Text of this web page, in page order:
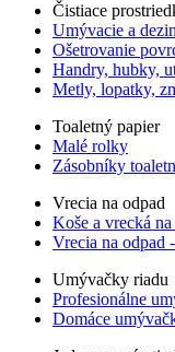
Čistiace
Umývacie a
Ošetrovanie
Handry, hubky,
Metly, lopatky,
Toaletný papier
Malé rolky
Zásobníky
Vrecia na odpad
Koše a vrecká
Vrecia na odpad
Umývačky riadu
Profesionálne
Domáce